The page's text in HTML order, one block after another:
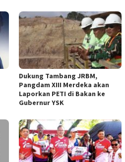
Dukung Tambang JRBM,
Pangdam XIII Merdeka akan
Laporkan PETI di Bakan ke
Gubernur YSK